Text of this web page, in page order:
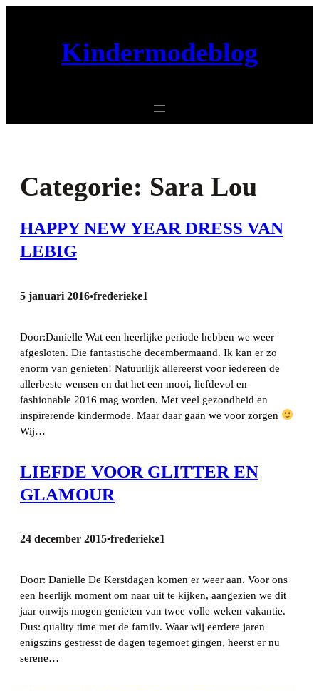
Kindermodeblog
Categorie: Sara Lou
HAPPY NEW YEAR DRESS VAN
LEBIG
5 januari 2016•frederieke1
Door:Danielle Wat een heerlijke periode hebben we weer
afgesloten. Die fantastische decembermaand. Ik kan er zo
enorm van genieten! Natuurlijk allereerst voor iedereen de
allerbeste wensen en dat het een mooi, liefdevol en
fashionable 2016 mag worden. Met veel gezondheid en
inspirerende kindermode. Maar daar gaan we voor zorgen
Wij…
LIEFDE VOOR GLITTER EN
GLAMOUR
24 december 2015•frederieke1
Door: Danielle De Kerstdagen komen er weer aan. Voor ons
een heerlijk moment om naar uit te kijken, aangezien we dit
jaar onwijs mogen genieten van twee volle weken vakantie.
Dus: quality time met de family. Waar wij eerdere jaren
enigszins gestresst de dagen tegemoet gingen, heerst er nu
serene…